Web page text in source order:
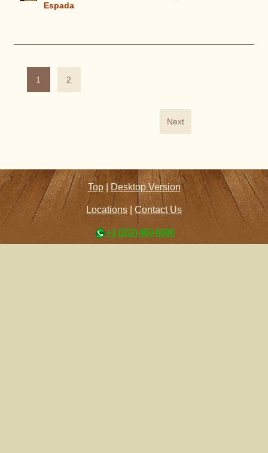
Espada
1 2
Next
Top | Desktop Version
Locations Contact Us
+1 (202) 460-6686